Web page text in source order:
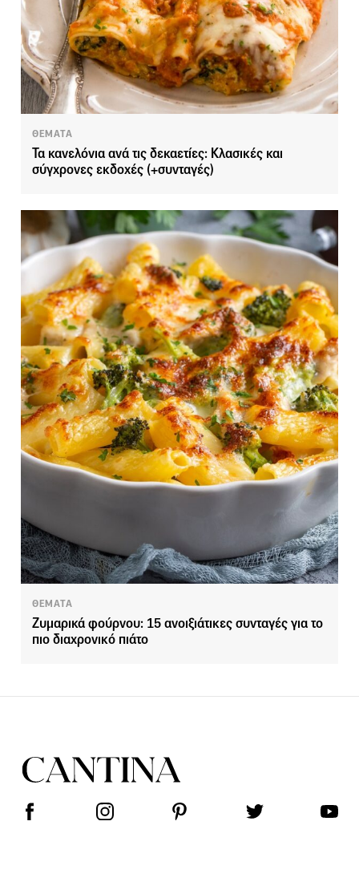
ΘΕΜΑΤΑ
Τα κανελόνια ανά τις δεκαετίες: Κλασικές και
σύγχρονες εκδοχές (+συνταγές)
ΘΕΜΑΤΑ
Ζυμαρικά φούρνου: 15 ανοιξιάτικες συνταγές για το
πιο διαχρονικό πιάτο